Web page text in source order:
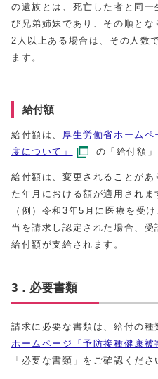
の遺族とは、死亡した者と同
び兄弟姉妹であり、その順と
2人以上ある場合は、その人数
ます。
給付額
給付額は、 厚生労働省ホーム
度について」
の「給付額
給付額は、変更されることが
た年月における額が適用されま
（例）令和3年5月に医療を受
当を請求し認定された場合、
給付額が支給されます。
3．必要書類
請求に必要な書類は、給付の種
ホームページ「予防接種健康被
「必要な書類」をご確認くださ